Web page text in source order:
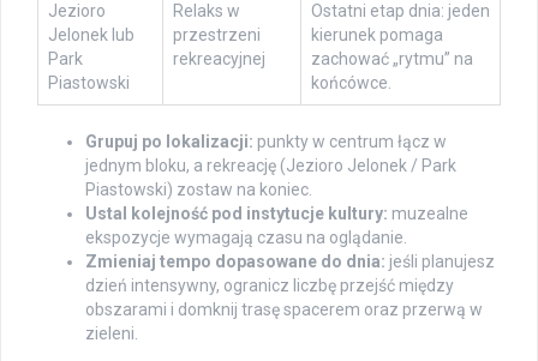
Jezioro
Jelonek lub
Park
Piastowski
Relaks w
przestrzeni
rekreacyjnej
Ostatni etap dnia: jeden
kierunek pomaga
zachować „rytmu” na
końcówce.
Grupuj po lokalizacji: punkty w centrum łącz w
jednym bloku, a rekreację (Jezioro Jelonek / Park
Piastowski) zostaw na koniec.
Ustal kolejność pod instytucje kultury: muzealne
ekspozycje wymagają czasu na oglądanie.
Zmieniaj tempo dopasowane do dnia: jeśli planujesz
dzień intensywny, ogranicz liczbę przejść między
obszarami i domknij trasę spacerem oraz przerwą w
zieleni.